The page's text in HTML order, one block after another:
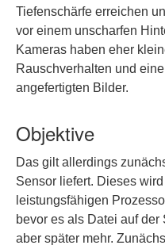
Tiefenschärfe erreichen
vor einem unscharfen
Kameras haben eher
Rauschverhalten und
angefertigten Bilder.
Objektive
Das gilt allerdings
Sensor liefert. Dieses
leistungsfähigen
bevor es als Datei auf
aber später mehr.